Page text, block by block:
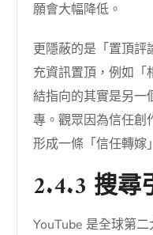
願會大幅降低。
更隱蔽的是「置頂評
充資訊置頂，例如「
結指向的其實是另一
專。觀眾因為信任創
形成一條「信任轉嫁
2.4.3 搜尋
YouTube 是全球第